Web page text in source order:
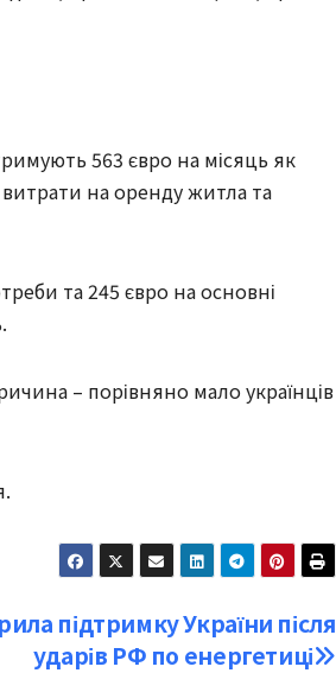
563 євро на місяць як
на оренду житла та
та 245 євро на основні
– порівняно мало українців
підтримку України після
ударів РФ по енергетиці